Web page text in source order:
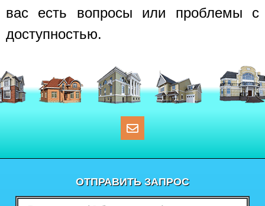
вас есть вопросы или проблемы с
доступностью.
ОТПРАВИТЬ ЗАПРОС